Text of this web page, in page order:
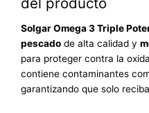
Solgar Omega 3 Triple
pescado de alta calidad y
para proteger contra la
contiene contaminantes
garantizando que solo